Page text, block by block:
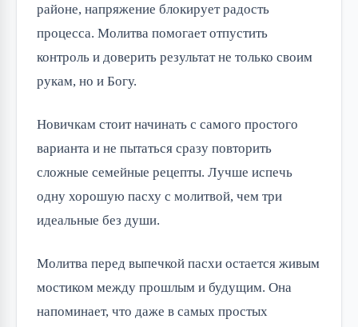
районе, напряжение блокирует радость
процесса. Молитва помогает отпустить
контроль и доверить результат не только своим
рукам, но и Богу.
Новичкам стоит начинать с самого простого
варианта и не пытаться сразу повторить
сложные семейные рецепты. Лучше испечь
одну хорошую пасху с молитвой, чем три
идеальные без души.
Молитва перед выпечкой пасхи остается живым
мостиком между прошлым и будущим. Она
напоминает, что даже в самых простых